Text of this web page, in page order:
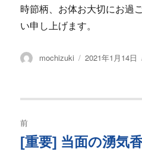
時節柄、お体お大切にお過
い申し上げます。
投
mochizuki
投
2021年1月14日
稿
前
過
[重要] 当面の湧気